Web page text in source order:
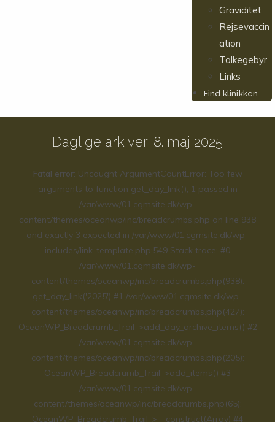
Graviditet
Rejsevaccin
ation
Tolkegebyr
Links
Find klinikken
Daglige arkiver: 8. maj 2025
Fatal error: Uncaught ArgumentCountError: Too few
arguments to function get_day_link(), 1 passed in
/var/www/01.cgmsite.dk/wp-
content/themes/oceanwp/inc/breadcrumbs.php on line 938
and exactly 3 expected in /var/www/01.cgmsite.dk/wp-
includes/link-template.php:549 Stack trace: #0
/var/www/01.cgmsite.dk/wp-
content/themes/oceanwp/inc/breadcrumbs.php(938):
get_day_link('2025') #1 /var/www/01.cgmsite.dk/wp-
content/themes/oceanwp/inc/breadcrumbs.php(427):
OceanWP_Breadcrumb_Trail->add_day_archive_items() #2
/var/www/01.cgmsite.dk/wp-
content/themes/oceanwp/inc/breadcrumbs.php(205):
OceanWP_Breadcrumb_Trail->add_items() #3
/var/www/01.cgmsite.dk/wp-
content/themes/oceanwp/inc/breadcrumbs.php(65):
OceanWP_Breadcrumb_Trail->__construct(Array) #4